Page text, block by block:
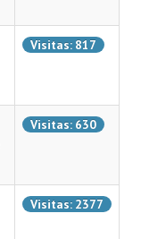
Visitas: 817
Visitas: 630
Visitas: 2377